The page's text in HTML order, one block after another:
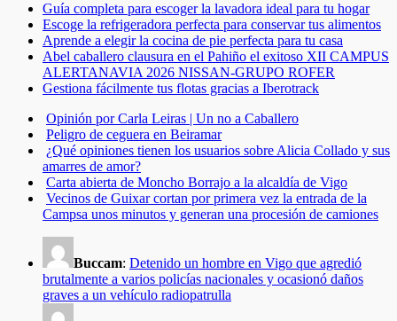
Guía completa para escoger la lavadora ideal para tu hogar
Escoge la refrigeradora perfecta para conservar tus alimentos
Aprende a elegir la cocina de pie perfecta para tu casa
Abel caballero clausura en el Pahiño el exitoso XII CAMPUS
ALERTANAVIA 2026 NISSAN-GRUPO ROFER
Gestiona fácilmente tus flotas gracias a Iberotrack
Opinión por Carla Leiras | Un no a Caballero
Peligro de ceguera en Beiramar
¿Qué opiniones tienen los usuarios sobre Alicia Collado y sus
amarres de amor?
Carta abierta de Moncho Borrajo a la alcaldía de Vigo
Vecinos de Guixar cortan por primera vez la entrada de la
Campsa unos minutos y generan una procesión de camiones
Buccam: Detenido un hombre en Vigo que agredió
brutalmente a varios policías nacionales y ocasionó daños
graves a un vehículo radiopatrulla